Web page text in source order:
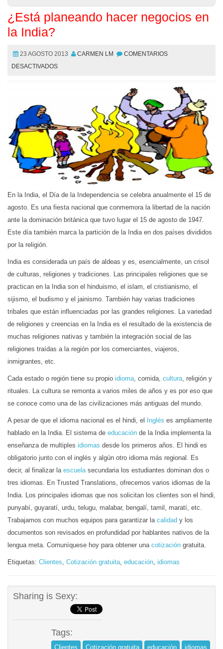
¿Está planeando hacer negocios en
la India?
23 AGOSTO 2013 CARMEN LM
COMENTARIOS
DESACTIVADOS
En la India, el Día de la Independencia se celebra anualmente el 15 de
agosto. Es una fiesta nacional que conmemora la libertad de la nación
ante la dominación británica que tuvo lugar el 15 de agosto de 1947.
Este día también marca la partición de la India en dos países divididos
por la religión.
India es considerada un país de aldeas y es, esencialmente, un crisol
de culturas, religiones y tradiciones. Las principales religiones que se
practican en la India son el hinduismo, el islam, el cristianismo, el
sijismo, el budismo y el jainismo. También hay varias tradiciones
tribales que están influenciadas por las grandes religiones. La variedad
de religiones y creencias en la India es el resultado de la existencia de
muchas religiones nativas y también la integración social de las
religiones traídas a la región por los comerciantes, viajeros,
inmigrantes, etc.
Cada estado o región tiene su propio idioma, comida, cultura, religión y
rituales. La cultura se remonta a varios miles de años y es por eso que
se conoce como una de las civilizaciones más antiguas del mundo.
A pesar de que el idioma nacional es el hindi, el Inglés es ampliamente
hablado en la India. El sistema de educación de la India implementa la
enseñanza de multiples idiomas desde los primeros años. El hindi es
obligatorio junto con el inglés y algún otro idioma más regional. Es
decir, al finalizar la escuelasecundaria los estudiantes dominan dos o
tres idiomas. En Trusted Translations, ofrecemos varios idiomas de la
India. Los principales idiomas que nos solicitan los clientes son el hindi,
punyabí, guyaratí, urdu, telugu, malabar, bengalí, tamil, maratí, etc.
Trabajamos con muchos equipos para garantizar la calidad y los
documentos son revisados en profundidad por hablantes nativos de la
lengua meta. Comuníquese hoy para obtener una cotización gratuita.
Etiquetas: Clientes, Cotización gratuita, educación, idiomas
Sharing is Sexy:
Tags:
Clientes Cotización gratuita educación idiomas